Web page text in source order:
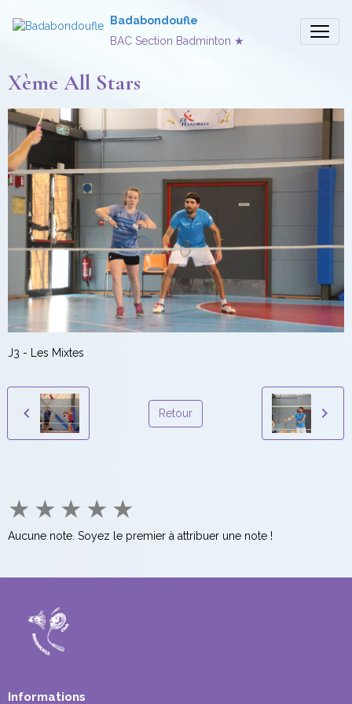
Badabondoufle
BAC Section Badminton ★
Xème All Stars
J3 - Les Mixtes
Retour
★ ★ ★ ★ ★
Aucune note. Soyez le premier à attribuer une note !
Informations